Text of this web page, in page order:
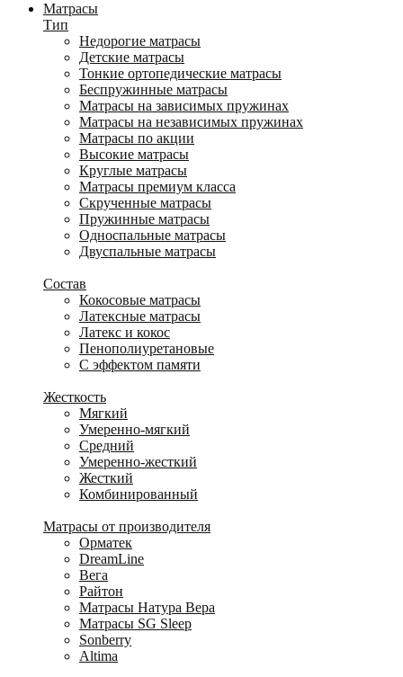
Матрасы
Тип
Недорогие матрасы
Детские матрасы
Тонкие ортопедические матрасы
Беспружинные матрасы
Матрасы на зависимых пружинах
Матрасы на независимых пружинах
Матрасы по акции
Высокие матрасы
Круглые матрасы
Матрасы премиум класса
Скрученные матрасы
Пружинные матрасы
Односпальные матрасы
Двуспальные матрасы
Состав
Кокосовые матрасы
Латексные матрасы
Латекс и кокос
Пенополиуретановые
С эффектом памяти
Жесткость
Мягкий
Умеренно-мягкий
Средний
Умеренно-жесткий
Жесткий
Комбинированный
Матрасы от производителя
Орматек
DreamLine
Вега
Райтон
Матрасы Натура Вера
Матрасы SG Sleep
Sonberry
Altima